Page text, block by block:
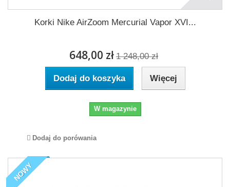
Korki Nike AirZoom Mercurial Vapor XVI...
648,00 zł 1 248,00 zł
Dodaj do koszyka Więcej
W magazynie
Dodaj do porówania
NOWY